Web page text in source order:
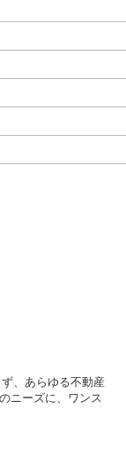
、あらゆる不動産
ニーズに、ワンス